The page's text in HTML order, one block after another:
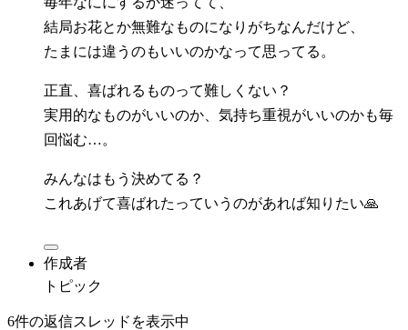
結局お花とか無難なものになりがちなんだけど、
たまには違うのもいいのかなって思ってる。
正直、喜ばれるものって難しくない？
実用的なものがいいのか、気持ち重視がいいのかも毎
回悩む…。
みんなはもう決めてる？
これあげて喜ばれたっていうのがあれば知りたい🙏
作成者
トピック
6件の返信スレッドを表示中